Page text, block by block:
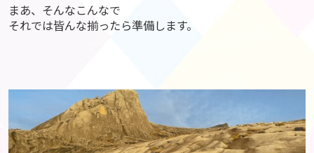
まあ、そんなこんなで
それでは皆んな揃ったら準備します。